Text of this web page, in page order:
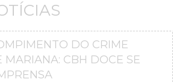
DO CRIME
CBH DOCE SE